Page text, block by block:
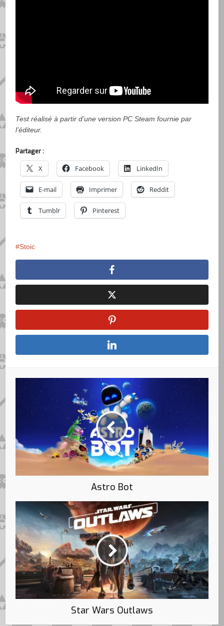
Test réalisé à partir d’une version PC Steam fournie par
l’éditeur.
Partager :
X Facebook LinkedIn
E-mail Imprimer Reddit
Tumblr Pinterest
Stoic
Astro Bot
Star Wars Outlaws